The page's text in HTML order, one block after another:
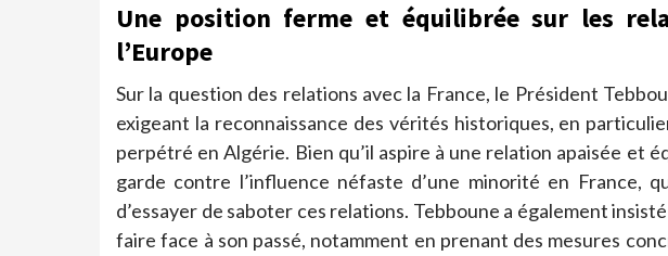
Une position ferme et équilibrée sur les
l’Europe
Sur la question des relations avec la France, le Président
exigeant la reconnaissance des vérités historiques, en
perpétré en Algérie. Bien qu’il aspire à une relation apaisée et
garde contre l’influence néfaste d’une minorité en France,
d’essayer de saboter ces relations. Tebboune a également
faire face à son passé, notamment en prenant des mesures